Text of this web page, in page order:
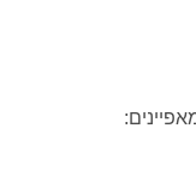
: